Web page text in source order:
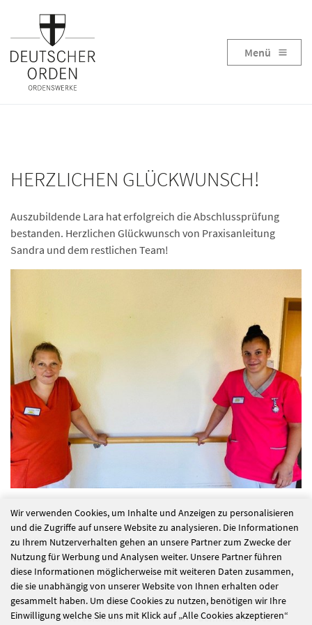
Menü
HERZLICHEN GLÜCKWUNSCH!
Auszubildende Lara hat erfolgreich die Abschlussprüfung
bestanden. Herzlichen Glückwunsch von Praxisanleitung
Sandra und dem restlichen Team!
alle Nachrichten
Hundebesuch im
Theresianum
Gemeinsames
Schmücken des
Wir verwenden Cookies, um Inhalte und Anzeigen zu personalisieren
und die Zugriffe auf unsere Website zu analysieren. Die Informationen
zu Ihrem Nutzerverhalten gehen an unsere Partner zum Zwecke der
Nutzung für Werbung und Analysen weiter. Unsere Partner führen
diese Informationen möglicherweise mit weiteren Daten zusammen,
die sie unabhängig von unserer Website von Ihnen erhalten oder
gesammelt haben. Um diese Cookies zu nutzen, benötigen wir Ihre
Einwilligung welche Sie uns mit Klick auf „Alle Cookies akzeptieren“